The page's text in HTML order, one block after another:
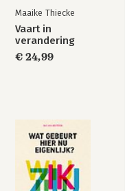
Maaike Thiecke
Vaart in
verandering
€ 24,99